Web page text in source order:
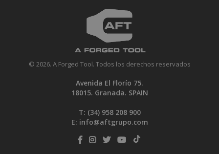
© 2026. A Forged Tool. Todos los derechos reservados
Avenida El Florío 75.
18015. Granada. SPAIN
T: (34) 958 208 900
E: info@aftgrupo.com